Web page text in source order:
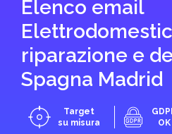
Elenco email
riparazione e
Spagna Madrid
Target
su misura
OK